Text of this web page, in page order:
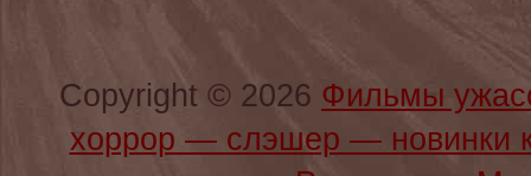
Copyright © 2026 Фильмы
хоррор — слэшер —